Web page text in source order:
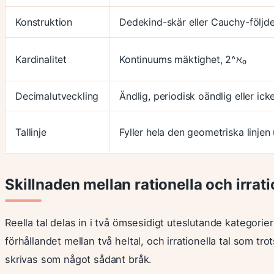
Konstruktion Dedekind-skär eller Cauchy-
Kardinalitet Kontinuums mäktighet, 2^ℵ₀
Decimalutveckling Ändlig, periodisk oändlig eller
Tallinje Fyller hela den geometriska
Skillnaden mellan rationella och
Reella tal delas in i två ömsesidigt uteslutande
förhållandet mellan två heltal, och irrationella tal som
skrivas som något sådant bråk.